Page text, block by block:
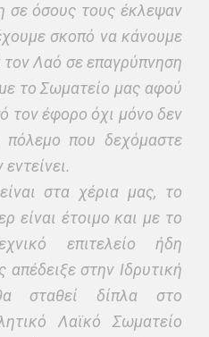
σε όσους τους έκλεψαν
σκοπό να κάνουμε
Λαό σε επαγρύπνηση
το Σωματείο μας αφού
τον έφορο όχι μόνο δεν
πόλεμο που δεχόμαστε
στα χέρια μας, το
είναι έτοιμο και με το
επιτελείο ήδη
απέδειξε στην Ιδρυτική
σταθεί δίπλα στο
Λαϊκό Σωματείο